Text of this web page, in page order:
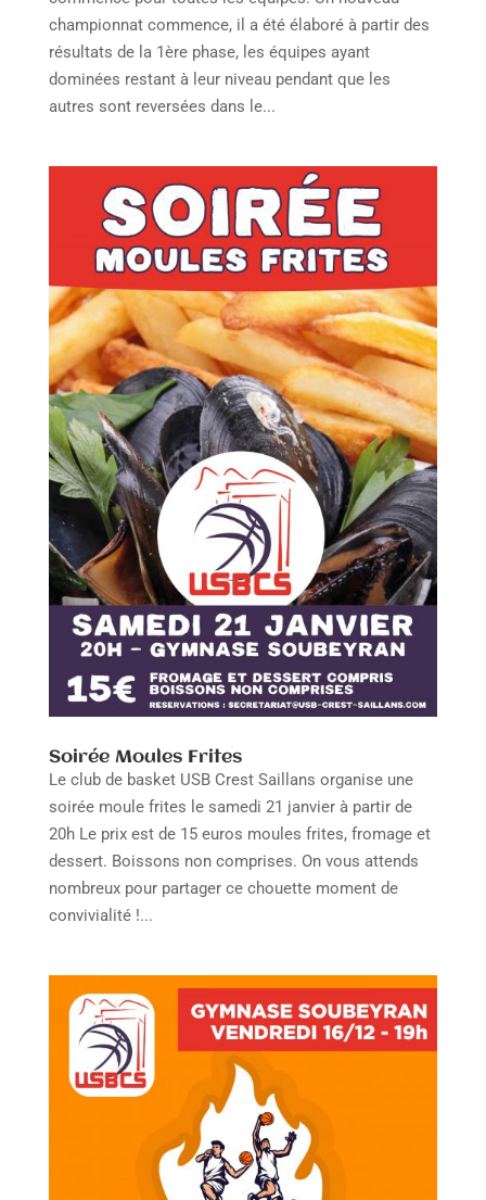
championnat commence, il a été élaboré à partir des
résultats de la 1ère phase, les équipes ayant
dominées restant à leur niveau pendant que les
autres sont reversées dans le...
Soirée Moules Frites
Le club de basket USB Crest Saillans organise une
soirée moule frites le samedi 21 janvier à partir de
20h Le prix est de 15 euros moules frites, fromage et
dessert. Boissons non comprises. On vous attends
nombreux pour partager ce chouette moment de
convivialité !...